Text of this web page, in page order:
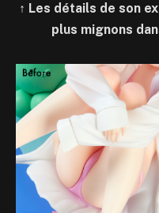
↑ Les détails de son
plus mignons